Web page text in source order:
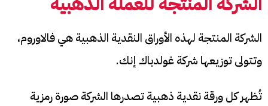
الشركة المنتجة لهذه الأوراق النقدية الذهبية هي فالاوروم،
وتتولى توزيعها شركة غولدباك إنك.
تُظهر كل ورقة نقدية ذهبية تصدرها الشركة صورة رمزية